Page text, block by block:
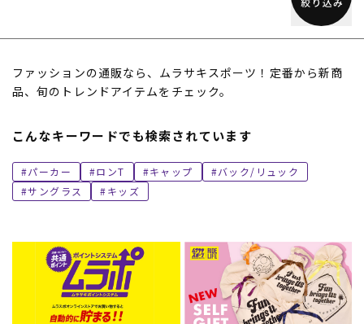
ファッションの通販なら、ムラサキスポーツ！定番から新商
品、旬のトレンドアイテムをチェック。
こんなキーワードでも検索されています
パーカー ロンT キャップ
バック/リュック
サングラス
キッズ